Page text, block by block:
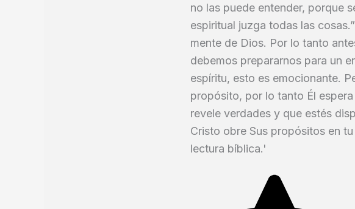
no las puede entender, porque
espiritual juzga todas las
mente de Dios. Por lo tanto
debemos prepararnos para un
espíritu, esto es emocionante.
propósito, por lo tanto Él
revele verdades y que estés
Cristo obre Sus propósitos en
lectura bíblica.'